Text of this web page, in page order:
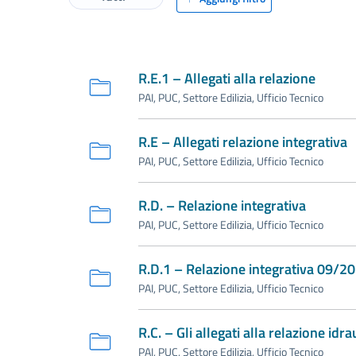
R.E.1 – Allegati alla relazione
PAI, PUC, Settore Edilizia, Ufficio Tecnico
R.E – Allegati relazione integrativa
PAI, PUC, Settore Edilizia, Ufficio Tecnico
R.D. – Relazione integrativa
PAI, PUC, Settore Edilizia, Ufficio Tecnico
R.D.1 – Relazione integrativa 09/
PAI, PUC, Settore Edilizia, Ufficio Tecnico
R.C. – Gli allegati alla relazione
PAI, PUC, Settore Edilizia, Ufficio Tecnico